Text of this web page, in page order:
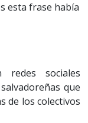
esta frase había
sociales
que
de los colectivos